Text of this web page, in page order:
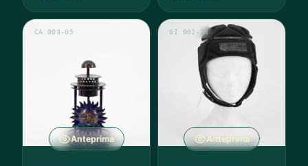
Anteprima
CA 003-05
Anteprima
GI 002-28